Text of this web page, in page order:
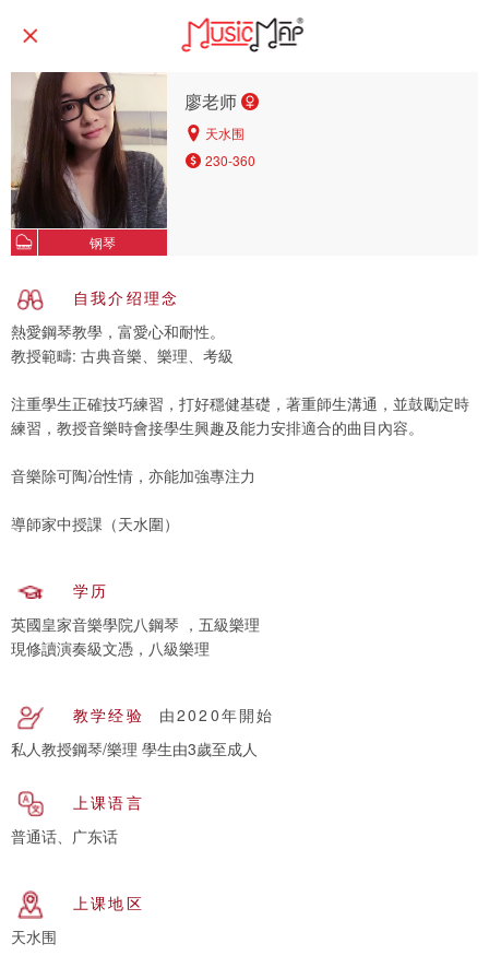
钢琴
廖老师
天水围
230-360
自我介绍理念
熱愛鋼琴教學，富愛心和耐性。
教授範疇: 古典音樂、樂理、考級
注重學生正確技巧練習，打好穩健基礎，著重師生溝通，並鼓勵定時
練習，教授音樂時會接學生興趣及能力安排適合的曲目內容。
音樂除可陶冶性情，亦能加強專注力
導師家中授課（天水圍）
学历
英國皇家音樂學院八鋼琴 ，五級樂理
現修讀演奏級文憑，八級樂理
教学经验
由2020年開始
私人教授鋼琴/樂理 學生由3歲至成人
上课语言
普通话、广东话
上课地区
天水围